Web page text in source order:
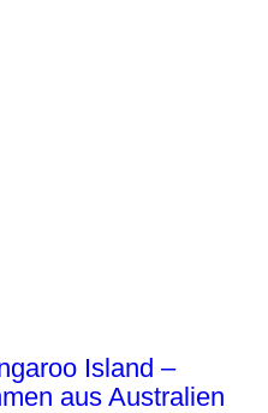
Island –
aus Australien